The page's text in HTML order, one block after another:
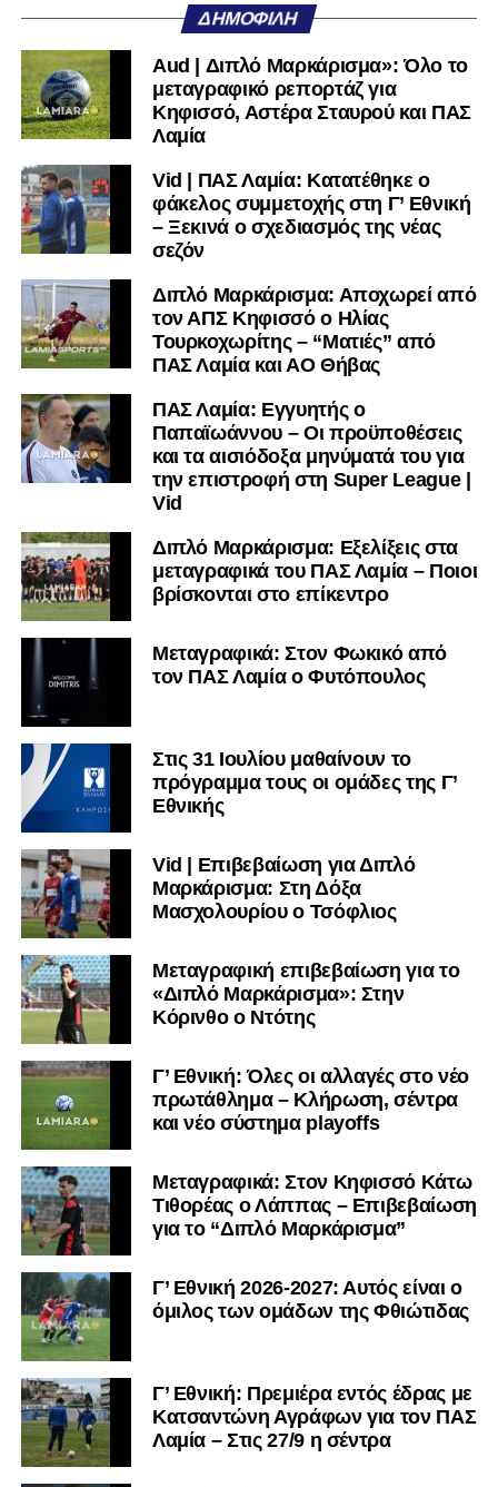
Futsal στη Φθιώτιδα, με τον ΠΑΣ Λαμία να επιδιώκει να
δώσει νέα ώθηση στο άθλημα και να προσφέρει μία
επιπλέον διέξοδο σε αθλητές της περιοχής που θέλουν να
ασχοληθούν ενεργά με το 5×5 σε αγωνιστικό επίπεδο.
απερχόμενος πρόεδρος Νίκος Τσιλαλής, κάθε τμήμα του
Ερασιτέχνη τη νέα σεζόν θα λειτουργήσει αυτόνομα
έχοντας ως επικεφαλής μέλη του Δ.Σ ή απλά μέλη του
Σωματείου που εξέφρασαν την επιθυμία και εγκρίθηκε
από το Δ.Σ.
Και η απόφαση αυτή έρχεται σε συνέχεια των αλλαγών
στην σύνθεση της διοίκησης της ΕΠΣ Σάλας, με ότι αυτό
συνεπάγεται.
Περισσότερες λεπτομέρειες για το ρόστερ, το
προπονητικό τιμ και τους στόχους της ομάδας αναμένεται
να ανακοινωθούν το προσεχές διάστημα.
Ακολουθήστε το lamiara.grστοGoogle Newsγια να
μαθαίνετε πρώτοι τα κυανόλευκα νέα στην Ελλάδα και τον
υπόλοιπο κόσμο. Ακολουθήστε το lamiara.gr στο
Facebook, στο
μαθαίνετε σε χρόνο dt όλα τα νέα.
ΔΗΜΟΦΙΛΉ
Aud | Διπλό Μαρκάρισμα»: Όλο το
μεταγραφικό ρεπορτάζ για
Κηφισσό, Αστέρα Σταυρού και ΠΑΣ
Λαμία
Vid | ΠΑΣ Λαμία: Κατατέθηκε ο
φάκελος συμμετοχής στη Γ’ Εθνική
– Ξεκινά ο σχεδιασμός της νέας
σεζόν
Διπλό Μαρκάρισμα: Αποχωρεί από
τον ΑΠΣ Κηφισσό ο Ηλίας
Τουρκοχωρίτης – “Ματιές” από
ΠΑΣ Λαμία και ΑΟ Θήβας
ΠΑΣ Λαμία: Εγγυητής ο
Παπαϊωάννου – Οι προϋποθέσεις
και τα αισιόδοξα μηνύματά του για
την επιστροφή στη Super League |
Vid
Διπλό Μαρκάρισμα: Εξελίξεις στα
μεταγραφικά του ΠΑΣ Λαμία – Ποιοι
βρίσκονται στο επίκεντρο
Μεταγραφικά: Στον Φωκικό από
τον ΠΑΣ Λαμία ο Φυτόπουλος
Στις 31 Ιουλίου μαθαίνουν το
πρόγραμμα τους οι ομάδες της Γ’
Εθνικής
Vid | Επιβεβαίωση για Διπλό
Μαρκάρισμα: Στη Δόξα
Μασχολουρίου ο Τσόφλιος
Μεταγραφική επιβεβαίωση για το
«Διπλό Μαρκάρισμα»: Στην
Κόρινθο ο Ντότης
Γ’ Εθνική: Όλες οι αλλαγές στο νέο
πρωτάθλημα – Κλήρωση, σέντρα
και νέο σύστημα playoffs
Μεταγραφικά: Στον Κηφισσό Κάτω
Τιθορέας ο Λάππας – Επιβεβαίωση
για το “Διπλό Μαρκάρισμα”
Γ’ Εθνική 2026-2027: Αυτός είναι ο
όμιλος των ομάδων της Φθιώτιδας
Γ’ Εθνική: Πρεμιέρα εντός έδρας με
Κατσαντώνη Αγράφων για τον ΠΑΣ
Λαμία – Στις 27/9 η σέντρα